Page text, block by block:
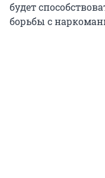
будет
борьбы с